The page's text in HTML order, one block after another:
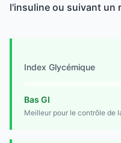
l'insuline ou suivant un
Index Glycémique
Bas GI
Meilleur pour le contrôle de